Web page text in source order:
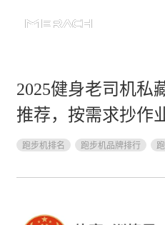
2025健身老司机私
推荐，按需求抄作
跑步机排名 跑步机品牌排行